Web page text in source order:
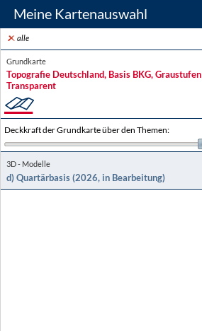
Meine Kartenauswahl
alle
Grundkarte
Topografie Deutschland, Basis BKG, Graustufen
Transparent
Deckkraft der Grundkarte über den Themen:
3D - Modelle
d) Quartärbasis (2026, in Bearbeitung)